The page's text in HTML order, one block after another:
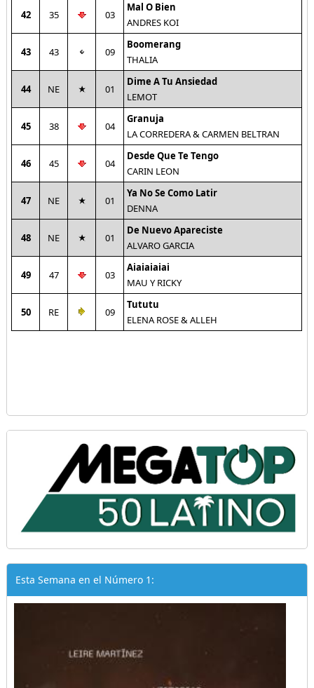
42 35 03
Mal O Bien
ANDRES KOI
43 43 09
Boomerang
THALIA
44 NE 01
Dime A Tu Ansiedad
LEMOT
45 38 04
Granuja
LA CORREDERA & CARMEN BELTRAN
46 45 04
Desde Que Te Tengo
CARIN LEON
47 NE 01
Ya No Se Como Latir
DENNA
48 NE 01
De Nuevo Apareciste
ALVARO GARCIA
49 47 03
Aiaiaiaiai
MAU Y RICKY
50 RE 09
Tututu
ELENA ROSE & ALLEH
Esta Semana en el Número 1: